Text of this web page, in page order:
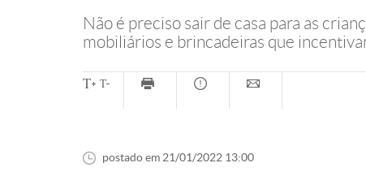
Não é preciso sair de casa para as
mobiliários e brincadeiras que
postado em 21/01/2022 13:00